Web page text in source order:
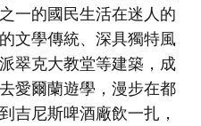
一的國民生活在迷人的
文學傳統、深具獨特風
翠克大教堂等建築，成
愛爾蘭遊學，漫步在都
吉尼斯啤酒廠飲一扎，